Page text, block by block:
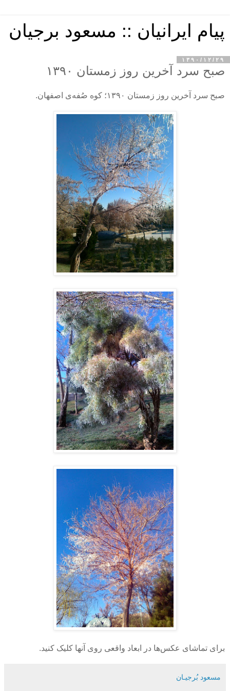
پیام ایرانیان :: مسعود برجیان
۱۳۹۰/۱۲/۲۹
صبح سرد آخرین روز زمستان ۱۳۹۰
صبح سرد آخرین روز زمستان ۱۳۹۰؛ کوه صُفه‌ی اصفهان.
برای تماشای عکس‌ها در ابعاد واقعی روی آنها کلیک کنید.
مسعود بُرجيـان